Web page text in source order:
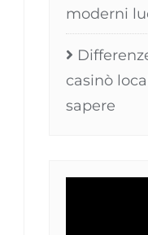
moderni
casinò
sapere